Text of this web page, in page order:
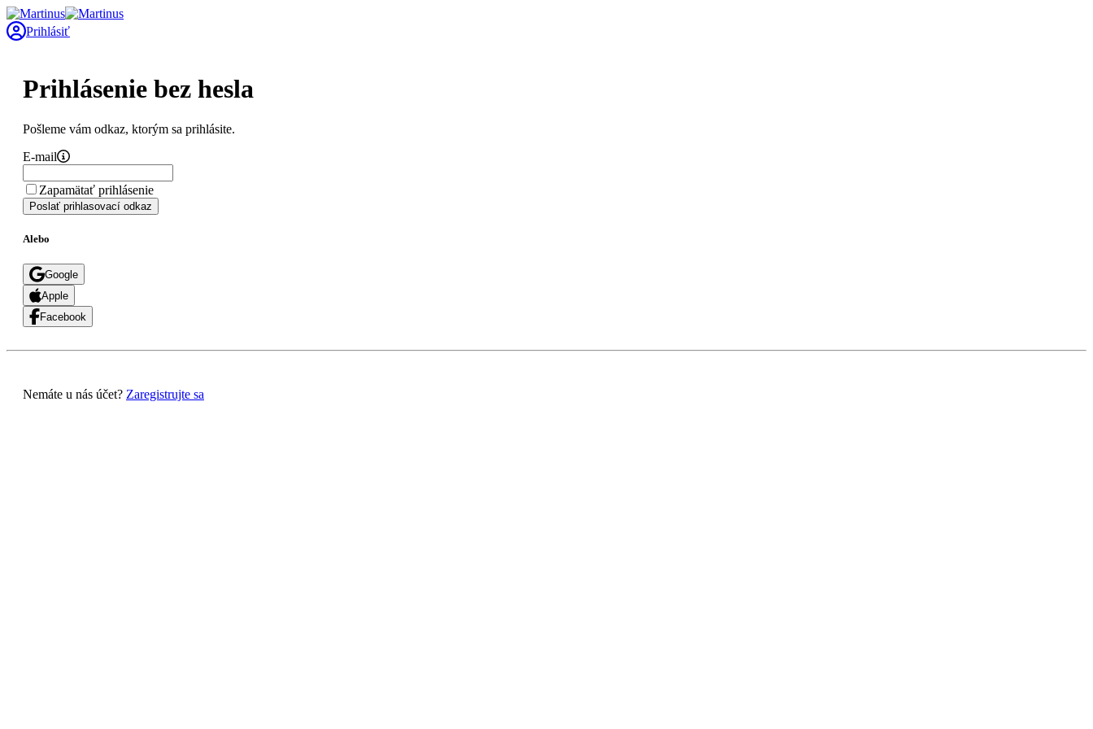
Prihlásiť
Prihlásenie bez hesla
Pošleme vám odkaz, ktorým sa prihlásite.
E-mail
Zapamätať prihlásenie
Poslať prihlasovací odkaz
Alebo
Google
Apple
Facebook
Nemáte u nás účet? Zaregistrujte sa